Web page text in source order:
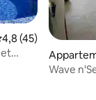
4,8 (45)
sco
Wave